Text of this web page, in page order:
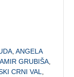
,ANGELA
GRUBIŠA
CRNI VAL